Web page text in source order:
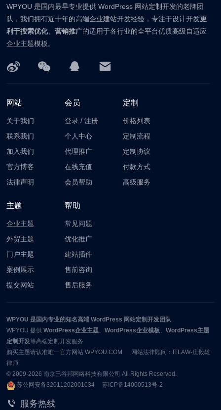
WPYOU 是国内最早专业提供 WordPress 网站定制开发的老牌团
队，我们拥有近十年的高端企业建站开发经验，专注于设计开发更
利于搜索优化、营销推广的适用于各行业的全平台优质高级自适应
企业主题模板。
网站
关于我们
联系我们
加入我们
官方博客
法律声明
会员
登录 /注册
个人中心
代理推广
在线充值
会员帮助
定制
价格列表
定制流程
定制协议
付款方式
高级服务
主题
企业主题
外贸主题
门户主题
案例展示
提交网站
帮助
常见问题
优化推广
建站插件
售前咨询
售后服务
WPYOU 是国内专业的知名高端 WordPress 网站定制开发团队
WPYOU 提供WordPress企业主题 、WordPress企业模板 、WordPress主题
定制开发等高端定制开发服务
购买主题请认准唯一官方网站 WPYOU.COM 网站法律顾问：ITLAW-庄毅雄
律师
© 2009-2026南京巴谷邦网络科技有限公司 All Rights Reserved.
苏公网安备32011202001034
苏ICP备14000513号-2
服务热线